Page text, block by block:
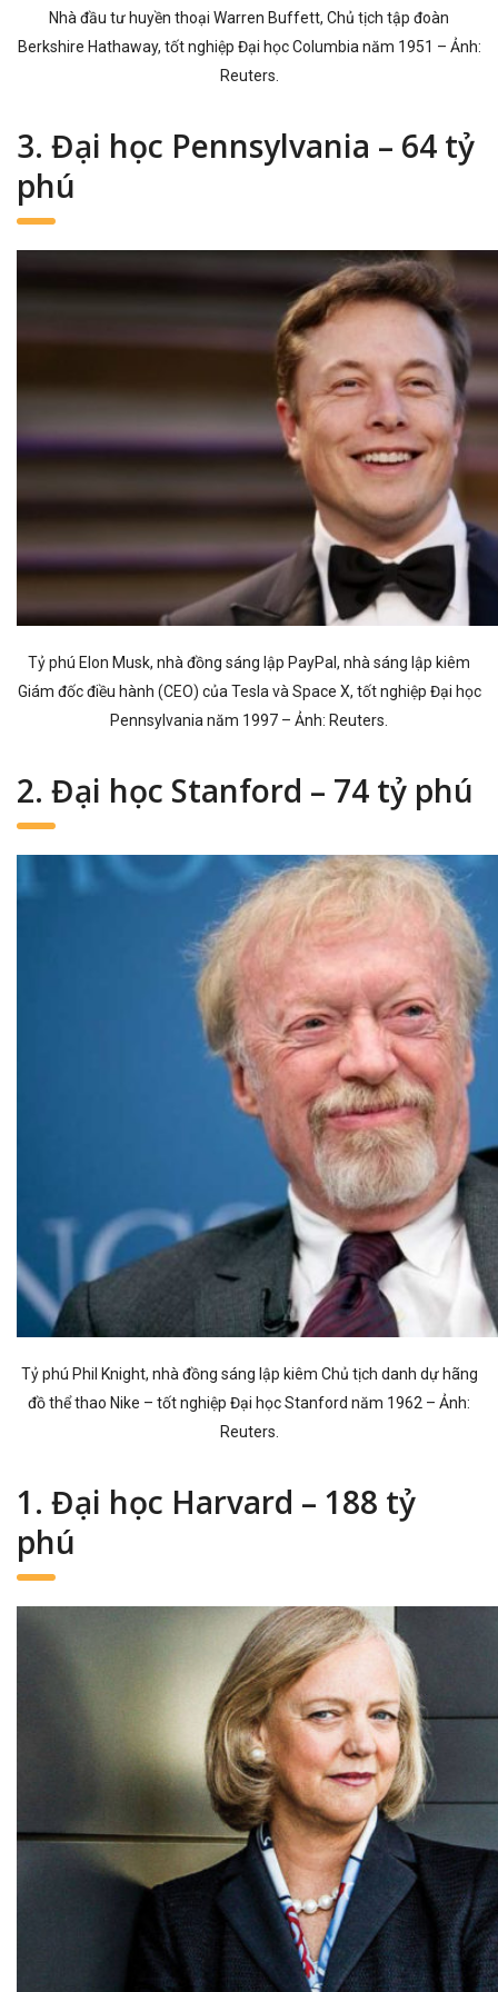
Nhà đầu tư huyền thoại Warren Buffett, Chủ tịch tập đoàn
Berkshire Hathaway, tốt nghiệp Đại học Columbia năm 1951 – Ảnh:
Reuters.
3. Đại học Pennsylvania – 64 tỷ
phú
Tỷ phú Elon Musk, nhà đồng sáng lập PayPal, nhà sáng lập kiêm
Giám đốc điều hành (CEO) của Tesla và Space X, tốt nghiệp Đại học
Pennsylvania năm 1997 – Ảnh: Reuters.
2. Đại học Stanford – 74 tỷ phú
Tỷ phú Phil Knight, nhà đồng sáng lập kiêm Chủ tịch danh dự hãng
đồ thể thao Nike – tốt nghiệp Đại học Stanford năm 1962 – Ảnh:
Reuters.
1. Đại học Harvard – 188 tỷ
phú